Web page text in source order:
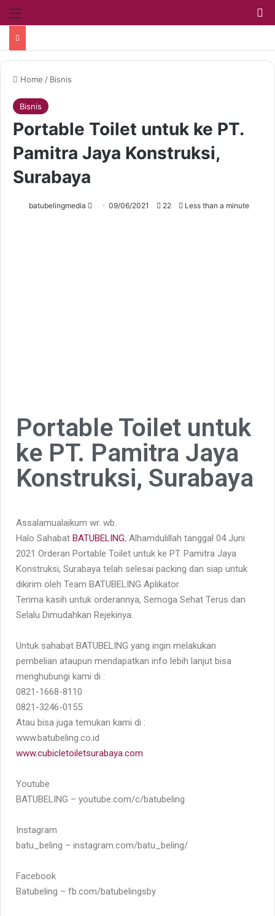
Home / Bisnis
Bisnis
Portable Toilet untuk ke PT.
Pamitra Jaya Konstruksi,
Surabaya
batubelingmedia 09/06/2021 22 Less than a minute
Portable Toilet untuk
ke PT. Pamitra Jaya
Konstruksi, Surabaya
Assalamualaikum wr. wb.
Halo Sahabat BATUBELING, Alhamdulillah tanggal 04 Juni
2021 Orderan Portable Toilet untuk ke PT. Pamitra Jaya
Konstruksi, Surabaya telah selesai packing dan siap untuk
dikirim oleh Team BATUBELING Aplikator.
Terima kasih untuk orderannya, Semoga Sehat Terus dan
Selalu Dimudahkan Rejekinya.
Untuk sahabat BATUBELING yang ingin melakukan
pembelian ataupun mendapatkan info lebih lanjut bisa
menghubungi kami di :
0821-1668-8110
0821-3246-0155
Atau bisa juga temukan kami di :
www.batubeling.co.id
www.cubicletoiletsurabaya.com
Youtube
BATUBELING – youtube.com/c/batubeling
Instagram
batu_beling – instagram.com/batu_beling/
Facebook
Batubeling – fb.com/batubelingsby